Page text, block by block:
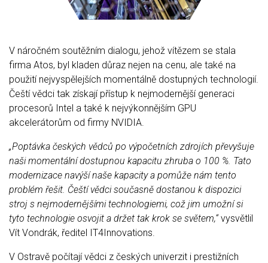
V náročném soutěžním dialogu, jehož vítězem se stala
firma Atos, byl kladen důraz nejen na cenu, ale také na
použití nejvyspělejších momentálně dostupných technologií.
Čeští vědci tak získají přístup k nejmodernější generaci
procesorů Intel a také k nejvýkonnějším GPU
akcelerátorům od firmy NVIDIA.
„Poptávka českých vědců po výpočetních zdrojích převyšuje
naši momentální dostupnou kapacitu zhruba o 100 %. Tato
modernizace navýší naše kapacity a pomůže nám tento
problém řešit. Čeští vědci současně dostanou k dispozici
stroj s nejmodernějšími technologiemi, což jim umožní si
tyto technologie osvojit a držet tak krok se světem,“vysvětlil
Vít Vondrák, ředitel IT4Innovations.
V Ostravě počítají vědci z českých univerzit i prestižních